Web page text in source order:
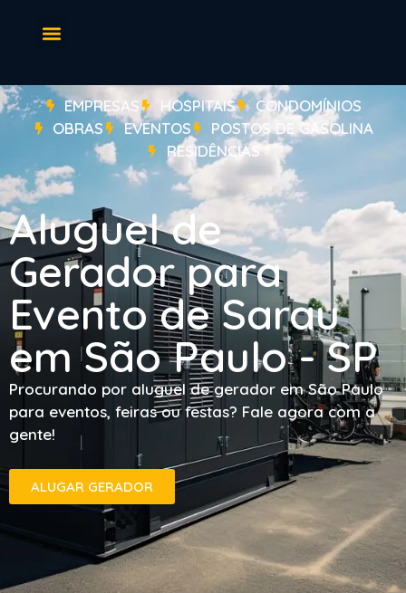
EMPRESAS HOSPITAIS
CONDOMÍNIOS
OBRAS
EVENTOS
POSTOS DE GASOLINA
RESIDÊNCIAS
Aluguel de
Gerador para
Evento de Sarau
em São Paulo - SP
Procurando por aluguel de gerador em São Paulo
para eventos, feiras ou festas? Fale agora com a
gente!
ALUGAR GERADOR